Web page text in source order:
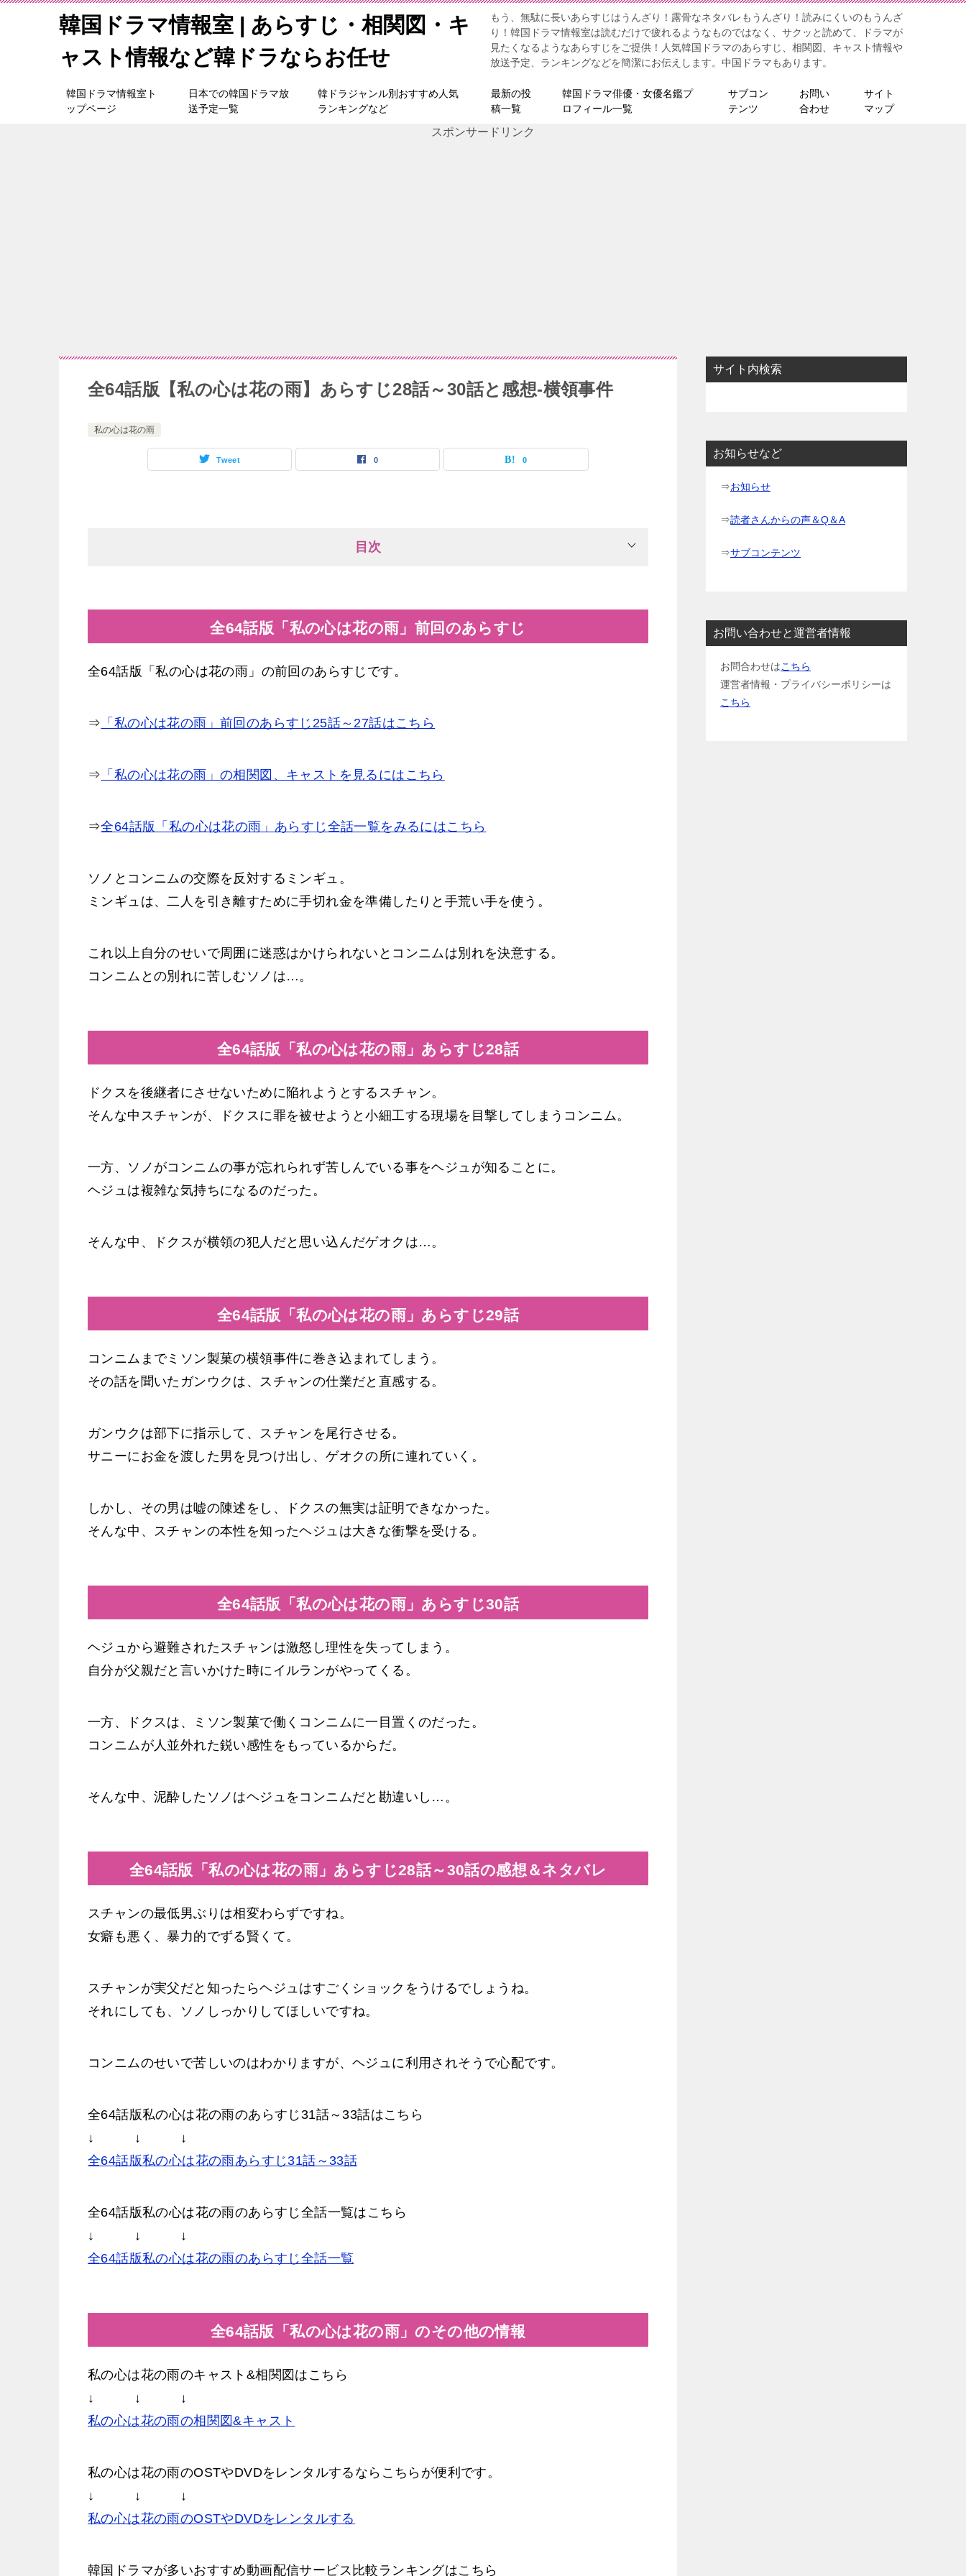
韓国ドラマ情報室 | あらすじ・相関図・キ
ャスト情報など韓ドラならお任せ
もう、無駄に長いあらすじはうんざり！露骨なネタバレもうんざり！読みにくいのもうんざ
り！韓国ドラマ情報室は読むだけで疲れるようなものではなく、サクッと読めて、ドラマが
見たくなるようなあらすじをご提供！人気韓国ドラマのあらすじ、相関図、キャスト情報や
放送予定、ランキングなどを簡潔にお伝えします。中国ドラマもあります。
韓国ドラマ情報室ト
ップページ
日本での韓国ドラマ放
送予定一覧
韓ドラジャンル別おすすめ人気
ランキングなど
最新の投
稿一覧
韓国ドラマ俳優・女優名鑑プ
ロフィール一覧
サブコン
テンツ
お問い
合わせ
サイト
マップ
スポンサードリンク
全64話版【私の心は花の雨】あらすじ28話～30話と感想-横領事件
私の心は花の雨
Tweet 0 0
目次
全64話版「私の心は花の雨」前回のあらすじ
全64話版「私の心は花の雨」の前回のあらすじです。
⇒ 「私の心は花の雨」前回のあらすじ25話～27話はこちら
⇒ 「私の心は花の雨」の相関図、キャストを見るにはこちら
⇒全64話版「私の心は花の雨」あらすじ全話一覧をみるにはこちら
ソノとコンニムの交際を反対するミンギュ。
ミンギュは、二人を引き離すために手切れ金を準備したりと手荒い手を使う。
これ以上自分のせいで周囲に迷惑はかけられないとコンニムは別れを決意する。
コンニムとの別れに苦しむソノは…。
全64話版「私の心は花の雨」あらすじ28話
ドクスを後継者にさせないために陥れようとするスチャン。
そんな中スチャンが、ドクスに罪を被せようと小細工する現場を目撃してしまうコンニム。
一方、ソノがコンニムの事が忘れられず苦しんでいる事をヘジュが知ることに。
ヘジュは複雑な気持ちになるのだった。
そんな中、ドクスが横領の犯人だと思い込んだゲオクは…。
全64話版「私の心は花の雨」あらすじ29話
コンニムまでミソン製菓の横領事件に巻き込まれてしまう。
その話を聞いたガンウクは、スチャンの仕業だと直感する。
ガンウクは部下に指示して、スチャンを尾行させる。
サニーにお金を渡した男を見つけ出し、ゲオクの所に連れていく。
しかし、その男は嘘の陳述をし、ドクスの無実は証明できなかった。
そんな中、スチャンの本性を知ったヘジュは大きな衝撃を受ける。
全64話版「私の心は花の雨」あらすじ30話
ヘジュから避難されたスチャンは激怒し理性を失ってしまう。
自分が父親だと言いかけた時にイルランがやってくる。
一方、ドクスは、ミソン製菓で働くコンニムに一目置くのだった。
コンニムが人並外れた鋭い感性をもっているからだ。
そんな中、泥酔したソノはヘジュをコンニムだと勘違いし…。
全64話版「私の心は花の雨」あらすじ28話～30話の感想＆ネタバレ
スチャンの最低男ぶりは相変わらずですね。
女癖も悪く、暴力的でずる賢くて。
スチャンが実父だと知ったらヘジュはすごくショックをうけるでしょうね。
それにしても、ソノしっかりしてほしいですね。
コンニムのせいで苦しいのはわかりますが、ヘジュに利用されそうで心配です。
全64話版私の心は花の雨のあらすじ31話～33話はこちら
↓ ↓ ↓
全64話版私の心は花の雨あらすじ31話～33話
全64話版私の心は花の雨のあらすじ全話一覧はこちら
↓ ↓ ↓
全64話版私の心は花の雨のあらすじ全話一覧
全64話版「私の心は花の雨」のその他の情報
私の心は花の雨のキャスト&相関図はこちら
↓ ↓ ↓
私の心は花の雨の相関図&キャスト
私の心は花の雨のOSTやDVDをレンタルするならこちらが便利です。
↓ ↓ ↓
私の心は花の雨のOSTやDVDをレンタルする
韓国ドラマが多いおすすめ動画配信サービス比較ランキングはこちら
サイト内検索
お知らせなど
⇒お知らせ
⇒読者さんからの声＆Q＆A
⇒サブコンテンツ
お問い合わせと運営者情報
お問合わせはこちら
運営者情報・プライバシーポリシーは
こちら